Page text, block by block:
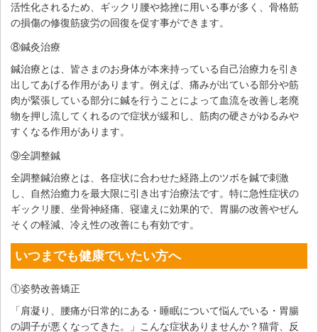
活性化されるため、ギックリ腰や捻挫に用いる事が多く、骨格筋
の損傷の修復筋疲労の回復を促す事ができます。
⑧鍼灸治療
鍼治療とは、皆さまのお身体が本来持っている自己治療力を引き
出してあげる作用があります。例えば、痛みが出ている部分や筋
肉が緊張している部分に鍼を行うことによって血流を改善し老廃
物を押し流してくれるので症状が緩和し、筋肉の硬さがゆるみや
すくなる作用があります。
⑨全調整鍼
全調整鍼治療とは、各症状に合わせた経路上のツボを鍼で刺激
し、自然治癒力を最大限に引き出す治療法です。特に急性症状の
ギックリ腰、坐骨神経痛、寝違えに効果的で、胃腸の改善やぜん
そくの軽減、冷え性の改善にも有効です。
いつまでも健康でいたい方へ
①姿勢改善矯正
「肩凝り、腰痛が日常的にある・睡眠について悩んでいる・胃腸
の調子が悪くなってきた。」こんな症状ありませんか？猫背、反